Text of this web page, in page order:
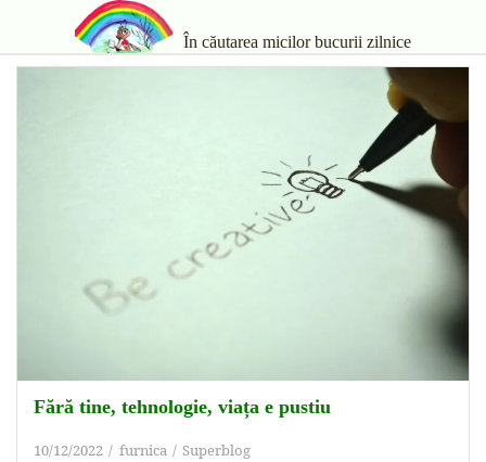
În căutarea micilor bucurii zilnice
Fără tine, tehnologie, viața e pustiu
10/12/2022 furnica Superblog